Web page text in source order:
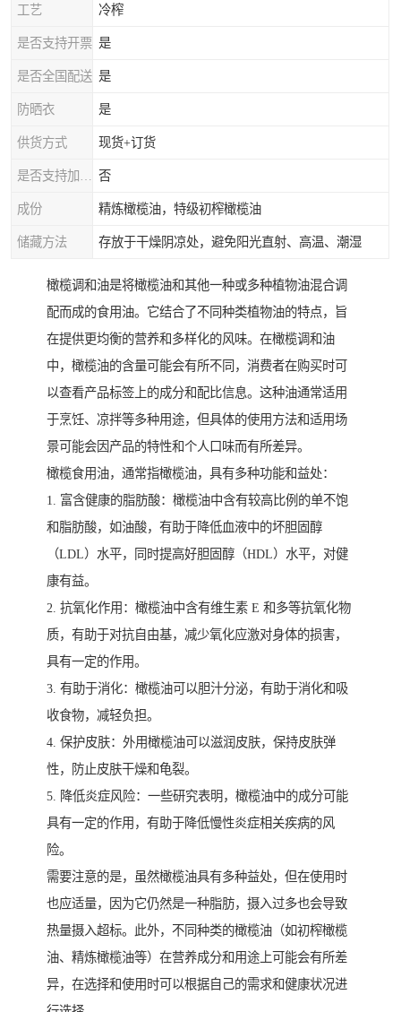
工艺 冷榨
是否支持开票 是
是否全国配送 是
防晒衣 是
供货方式 现货+订货
否
成份 精炼橄榄油，特级初榨橄榄油
储藏方法 存放于干燥阴凉处，避免阳光直射、高温、潮湿
橄榄调和油是将橄榄油和其他一种或多种植物油混合调
配而成的食用油。它结合了不同种类植物油的特点，旨
在提供更均衡的营养和多样化的风味。在橄榄调和油
中，橄榄油的含量可能会有所不同，消费者在购买时可
以查看产品标签上的成分和配比信息。这种油通常适用
于烹饪、凉拌等多种用途，但具体的使用方法和适用场
景可能会因产品的特性和个人口味而有所差异。
橄榄食用油，通常指橄榄油，具有多种功能和益处：
1. 富含健康的脂肪酸：橄榄油中含有较高比例的单不饱
和脂肪酸，如油酸，有助于降低血液中的坏胆固醇
（LDL）水平，同时提高好胆固醇（HDL）水平，对健
康有益。
2. 抗氧化作用：橄榄油中含有维生素 E 和多等抗氧化物
质，有助于对抗自由基，减少氧化应激对身体的损害，
具有一定的作用。
3. 有助于消化：橄榄油可以胆汁分泌，有助于消化和吸
收食物，减轻负担。
4. 保护皮肤：外用橄榄油可以滋润皮肤，保持皮肤弹
性，防止皮肤干燥和龟裂。
5. 降低炎症风险：一些研究表明，橄榄油中的成分可能
具有一定的作用，有助于降低慢性炎症相关疾病的风
险。
需要注意的是，虽然橄榄油具有多种益处，但在使用时
也应适量，因为它仍然是一种脂肪，摄入过多也会导致
热量摄入超标。此外，不同种类的橄榄油（如初榨橄榄
油、精炼橄榄油等）在营养成分和用途上可能会有所差
异，在选择和使用时可以根据自己的需求和健康状况进